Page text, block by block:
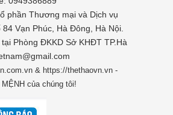
phần Thương mại và Dịch vụ
Vạn Phúc, Hà Đông, Hà Nội.
Phòng ĐKKD Sở KHĐT TP.Hà
& https://thethaovn.vn -
của chúng tôi!